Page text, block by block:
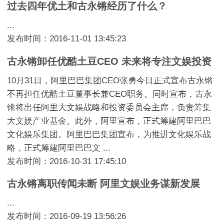
过去四年优土和古永锵经历了什么？
...
发布时间：2016-11-01 13:45:23
古永锵卸任优酷土豆CEO 未来将专注文娱投资
10月31日，阿里巴巴集团CEO张勇今日正式宣布古永锵
不再担任优酷土豆董事长兼CEO职务。同时宣布，古永
锵将出任阿里大文娱战略和投资委员会主席，负责筹集
大文娱产业基金。此外，阿里宣布，正式筹建阿里巴巴
文化娱乐集团。阿里巴巴集团宣布，为推进文化娱乐战
略，正式筹建阿里巴巴文 ...
发布时间：2016-10-31 17:45:10
古永锵离职传闻未断 阿里文娱业务谋新发展
...
发布时间：2016-09-19 13:56:26